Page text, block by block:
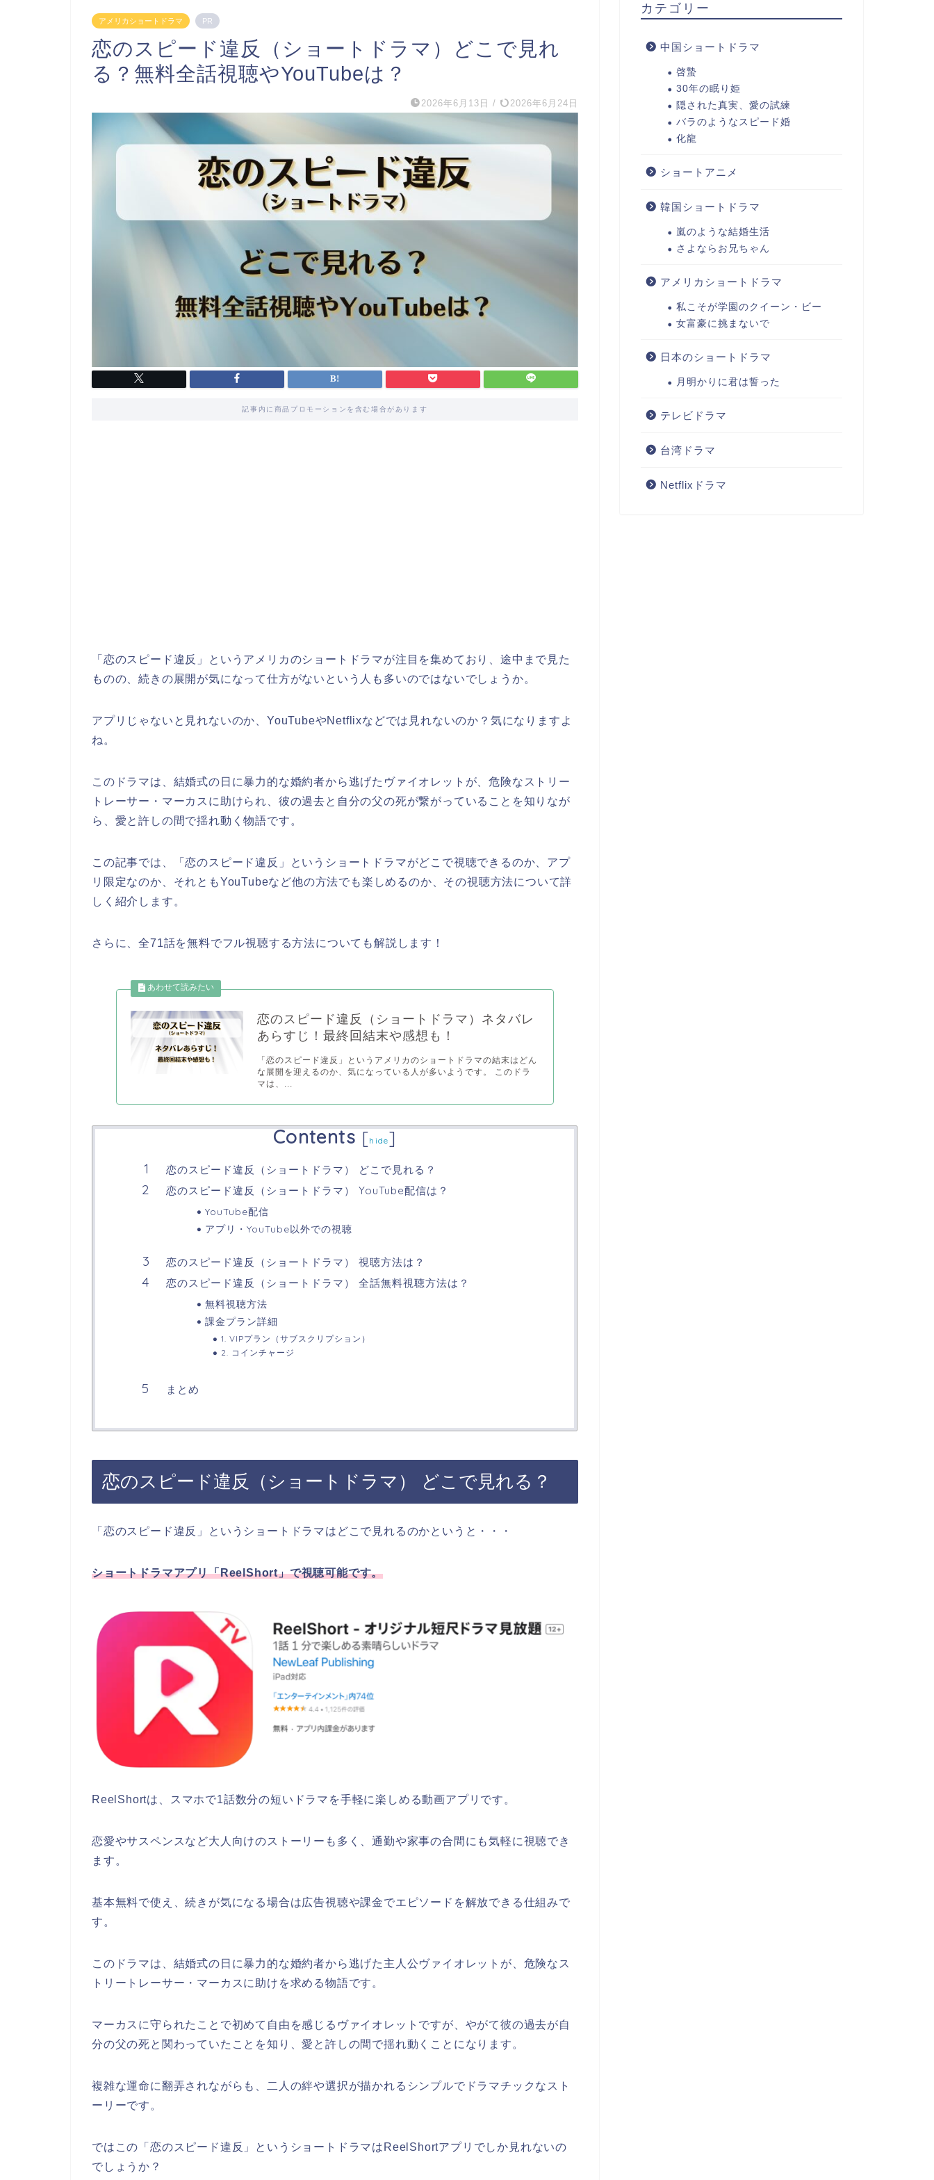
アメリカショートドラマ PR
恋のスピード違反（ショートドラマ）どこで見れ
る？無料全話視聴やYouTubeは？
2026年6月13日 / 2026年6月24日
記事内に商品プロモーションを含む場合があります
「恋のスピード違反 」というアメリカのショートドラマが注目を集めており、途中まで見た
ものの、続きの展開が気になって仕方がないという人も多いのではないでしょうか。
アプリじゃないと見れないのか、YouTubeやNetflixなどでは見れないのか？気になりますよ
ね。
このドラマは、結婚式の日に暴力的な婚約者から逃げたヴァイオレットが、危険なストリー
トレーサー・マーカスに助けられ、彼の過去と自分の父の死が繋がっていることを知りなが
ら、愛と許しの間で揺れ動く物語です。
この記事では、 「恋のスピード違反 」というショートドラマがどこで視聴できるのか、アプ
リ限定なのか、それともYouTubeなど他の方法でも楽しめるのか、その視聴方法について詳
しく紹介します。
さらに、全71話を無料でフル視聴する方法についても解説します！
恋のスピード違反（ショートドラマ）ネタバレ
あらすじ！最終回結末や感想も！
「恋のスピード違反」というアメリカのショートドラマの結末はどん
な展開を迎えるのか、気になっている人が多いようです。 このドラ
マは、...
Contents [hide]
恋のスピード違反（ショートドラマ） どこで見れる？
恋のスピード違反（ショートドラマ） YouTube配信は？
YouTube配信
アプリ・YouTube以外での視聴
恋のスピード違反（ショートドラマ） 視聴方法は？
恋のスピード違反（ショートドラマ） 全話無料視聴方法は？
無料視聴方法
課金プラン詳細
1. VIPプラン（サブスクリプション）
2. コインチャージ
まとめ
恋のスピード違反（ショートドラマ） どこで見れる？
「恋のスピード違反 」 というショートドラマはどこで見れるのかというと・・・
ショートドラマアプリ「ReelShort」で視聴可能です。
ReelShortは、スマホで1話数分の短いドラマを手軽に楽しめる動画アプリです。
恋愛やサスペンスなど大人向けのストーリーも多く、通勤や家事の合間にも気軽に視聴でき
ます。
基本無料で使え、続きが気になる場合は広告視聴や課金でエピソードを解放できる仕組みで
す。
このドラマは、結婚式の日に暴力的な婚約者から逃げた主人公ヴァイオレットが、危険なス
トリートレーサー・マーカスに助けを求める物語です。
マーカスに守られたことで初めて自由を感じるヴァイオレットですが、やがて彼の過去が自
分の父の死と関わっていたことを知り、愛と許しの間で揺れ動くことになります。
複雑な運命に翻弄されながらも、二人の絆や選択が描かれるシンプルでドラマチックなスト
ーリーです。
ではこの 「恋のスピード違反 」 という ショートドラマはReelShortアプリでしか見れないの
でしょうか？
カテゴリー
中国ショートドラマ
啓蟄
30年の眠り姫
隠された真実、愛の試練
バラのようなスピード婚
化龍
ショートアニメ
韓国ショートドラマ
嵐のような結婚生活
さよならお兄ちゃん
アメリカショートドラマ
私こそが学園のクイーン・ビー
女富豪に挑まないで
日本のショートドラマ
月明かりに君は誓った
テレビドラマ
台湾ドラマ
Netflixドラマ